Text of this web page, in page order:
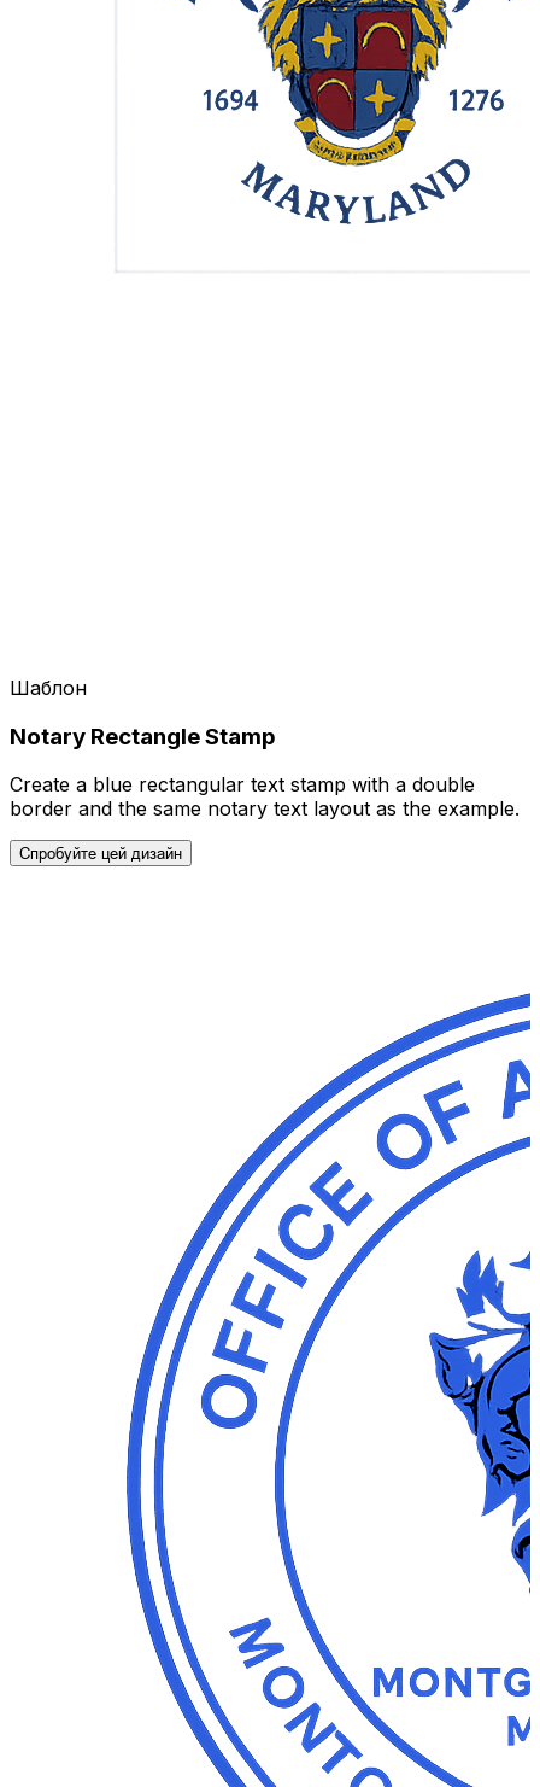
Шаблон
Notary Rectangle Stamp
Create a blue rectangular text stamp with a double
border and the same notary text layout as the example.
Спробуйте цей дизайн